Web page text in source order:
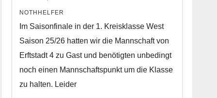
NOTHHELFER
Im Saisonfinale in der 1. Kreisklasse West
Saison 25/26 hatten wir die Mannschaft von
Erftstadt 4 zu Gast und benötigten unbedingt
noch einen Mannschaftspunkt um die Klasse
zu halten. Leider